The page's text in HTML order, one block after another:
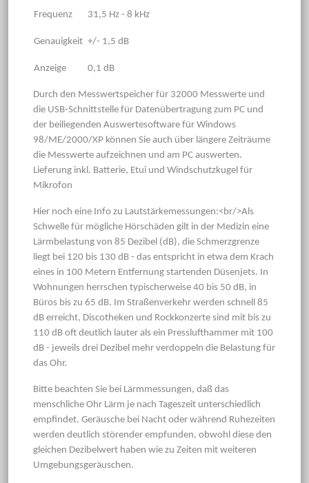
Frequenz 31,5 Hz - 8 kHz
Genauigkeit +/- 1,5 dB
Anzeige 0,1 dB
Durch den Messwertspeicher für 32000 Messwerte und
die USB-Schnittstelle für Datenübertragung zum PC und
der beiliegenden Auswertesoftware für Windows
98/ME/2000/XP können Sie auch über längere Zeiträume
die Messwerte aufzeichnen und am PC auswerten.
Lieferung inkl. Batterie, Etui und Windschutzkugel für
Mikrofon
Hier noch eine Info zu Lautstärkemessungen:<br/>Als
Schwelle für mögliche Hörschäden gilt in der Medizin eine
Lärmbelastung von 85 Dezibel (dB), die Schmerzgrenze
liegt bei 120 bis 130 dB - das entspricht in etwa dem Krach
eines in 100 Metern Entfernung startenden Düsenjets. In
Wohnungen herrschen typischerweise 40 bis 50 dB, in
Büros bis zu 65 dB. Im Straßenverkehr werden schnell 85
dB erreicht, Discotheken und Rockkonzerte sind mit bis zu
110 dB oft deutlich lauter als ein Presslufthammer mit 100
dB - jeweils drei Dezibel mehr verdoppeln die Belastung für
das Ohr.
Bitte beachten Sie bei Lärmmessungen, daß das
menschliche Ohr Lärm je nach Tageszeit unterschiedlich
empfindet. Geräusche bei Nacht oder während Ruhezeiten
werden deutlich störender empfunden, obwohl diese den
gleichen Dezibelwert haben wie zu Zeiten mit weiteren
Umgebungsgeräuschen.